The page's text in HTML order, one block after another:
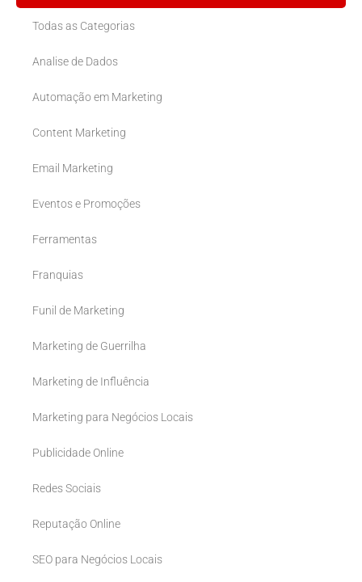
Todas as Categorias
Analise de Dados
Automação em Marketing
Content Marketing
Email Marketing
Eventos e Promoções
Ferramentas
Franquias
Funil de Marketing
Marketing de Guerrilha
Marketing de Influência
Marketing para Negócios Locais
Publicidade Online
Redes Sociais
Reputação Online
SEO para Negócios Locais